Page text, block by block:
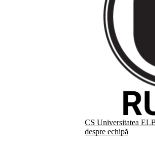
CS Universitatea
despre echipă